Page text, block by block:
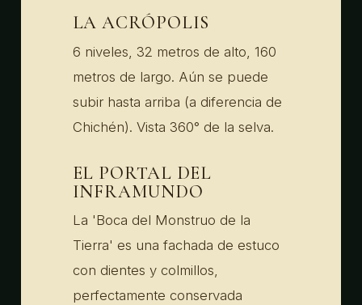
LA ACRÓPOLIS
6 niveles, 32 metros de alto, 160
metros de largo. Aún se puede
subir hasta arriba (a diferencia de
Chichén). Vista 360° de la selva.
EL PORTAL DEL
INFRAMUNDO
La 'Boca del Monstruo de la
Tierra' es una fachada de estuco
con dientes y colmillos,
perfectamente conservada